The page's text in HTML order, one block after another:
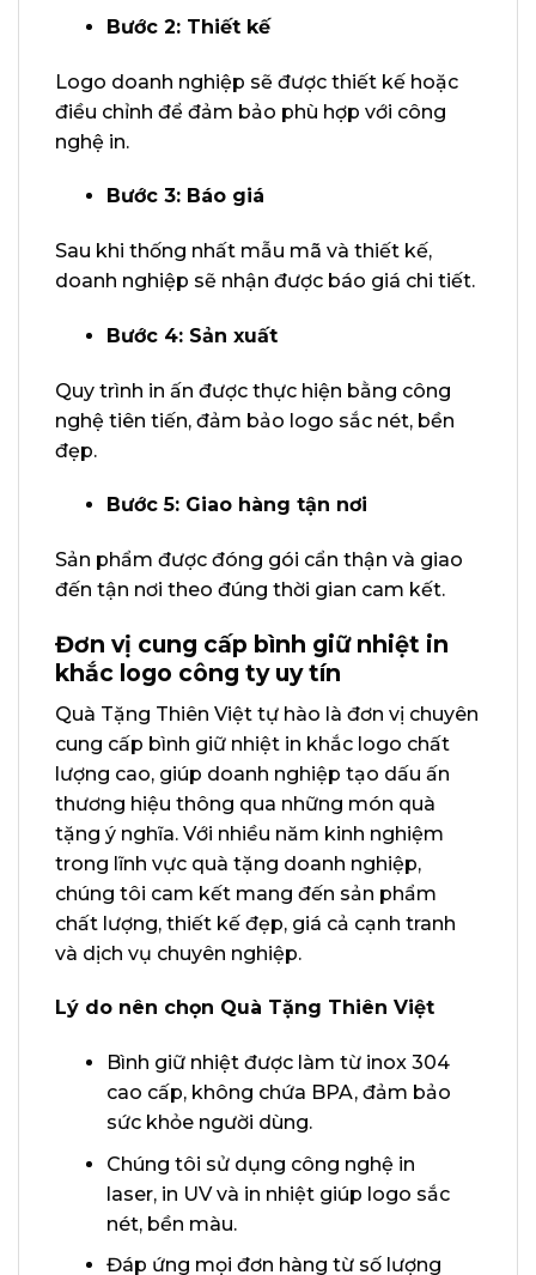
Bước 2: Thiết kế
Logo doanh nghiệp sẽ được thiết kế hoặc
điều chỉnh để đảm bảo phù hợp với công
nghệ in.
Bước 3: Báo giá
Sau khi thống nhất mẫu mã và thiết kế,
doanh nghiệp sẽ nhận được báo giá chi tiết.
Bước 4: Sản xuất
Quy trình in ấn được thực hiện bằng công
nghệ tiên tiến, đảm bảo logo sắc nét, bền
đẹp.
Bước 5: Giao hàng tận nơi
Sản phẩm được đóng gói cẩn thận và giao
đến tận nơi theo đúng thời gian cam kết.
Đơn vị cung cấp bình giữ nhiệt in
khắc logo công ty uy tín
Quà Tặng Thiên Việt tự hào là đơn vị chuyên
cung cấp bình giữ nhiệt in khắc logo chất
lượng cao, giúp doanh nghiệp tạo dấu ấn
thương hiệu thông qua những món quà
tặng ý nghĩa. Với nhiều năm kinh nghiệm
trong lĩnh vực quà tặng doanh nghiệp,
chúng tôi cam kết mang đến sản phẩm
chất lượng, thiết kế đẹp, giá cả cạnh tranh
và dịch vụ chuyên nghiệp.
Lý do nên chọn Quà Tặng Thiên Việt
Bình giữ nhiệt được làm từ inox 304
cao cấp, không chứa BPA, đảm bảo
sức khỏe người dùng.
Chúng tôi sử dụng công nghệ in
laser, in UV và in nhiệt giúp logo sắc
nét, bền màu.
Đáp ứng mọi đơn hàng từ số lượng